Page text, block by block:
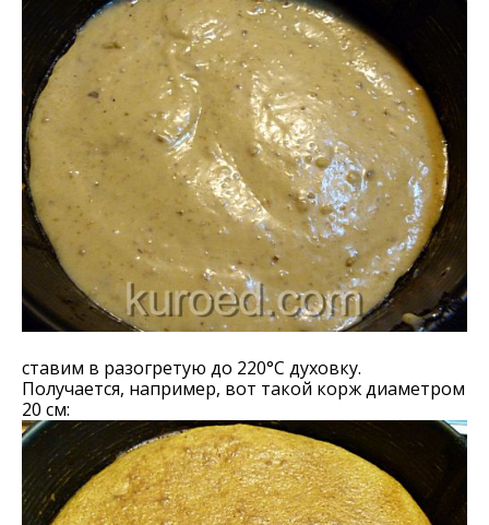
ставим в разогретую до 220°С духовку.
Получается, например, вот такой корж диаметром
20 см: